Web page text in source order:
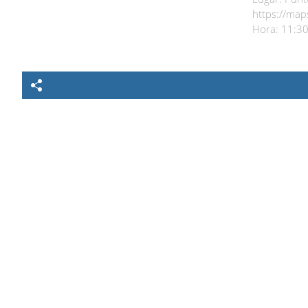
https://
Hora: